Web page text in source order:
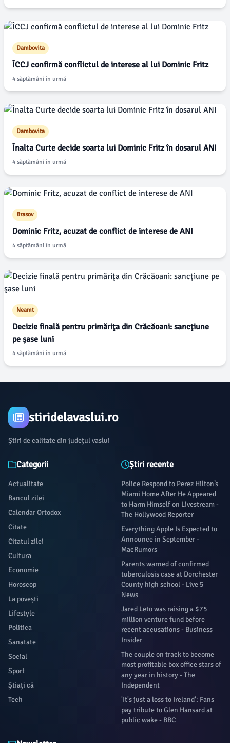
Dambovita
ÎCCJ confirmă conflictul de interese al lui Dominic Fritz
4 săptămâni în urmă
Dambovita
Înalta Curte decide soarta lui Dominic Fritz în dosarul ANI
4 săptămâni în urmă
Brasov
Dominic Fritz, acuzat de conflict de interese de ANI
4 săptămâni în urmă
Neamt
Decizie finală pentru primăriţa din Crăcăoani: sancţiune
pe şase luni
4 săptămâni în urmă
stiridelavaslui.ro
Știri de calitate din județul vaslui
Categorii
Actualitate
Bancul zilei
Calendar Ortodox
Citate
Citatul zilei
Cultura
Economie
Horoscop
La povești
Lifestyle
Politica
Sanatate
Social
Sport
Știați că
Tech
Știri recente
Police Respond to Perez Hilton’s
Miami Home After He Appeared
to Harm Himself on Livestream -
The Hollywood Reporter
Everything Apple Is Expected to
Announce in September -
MacRumors
Parents warned of confirmed
tuberculosis case at Dorchester
County high school - Live 5
News
Jared Leto was raising a $75
million venture fund before
recent accusations - Business
Insider
The couple on track to become
most profitable box office stars of
any year in history - The
Independent
'It's just a loss to Ireland': Fans
pay tribute to Glen Hansard at
public wake - BBC